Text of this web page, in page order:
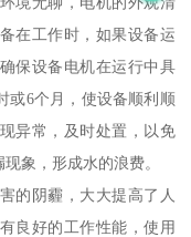
在工作时，如果设备运
保设备电机在运行中具
或6个月，使设备顺利顺
异常，及时处置，以免
象，形成水的浪费。
的阴霾，大大提高了人
良好的工作性能，使用